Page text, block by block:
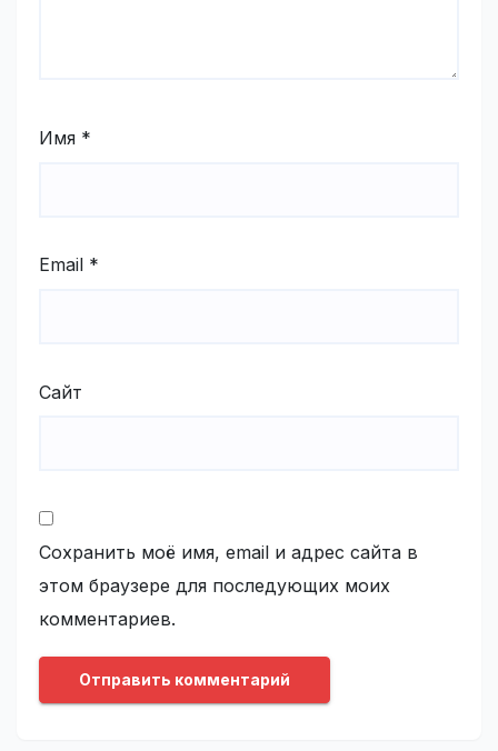
Имя *
Email *
Сайт
Сохранить моё имя, email и адрес сайта в
этом браузере для последующих моих
комментариев.